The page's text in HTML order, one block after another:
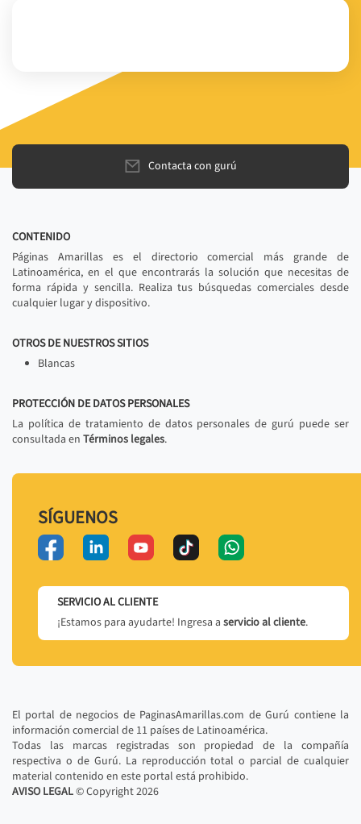
Contacta con gurú
CONTENIDO
Páginas Amarillas es el directorio comercial más grande de
Latinoamérica, en el que encontrarás la solución que necesitas de
forma rápida y sencilla. Realiza tus búsquedas comerciales desde
cualquier lugar y dispositivo.
OTROS DE NUESTROS SITIOS
Blancas
PROTECCIÓN DE DATOS PERSONALES
La política de tratamiento de datos personales de gurú puede ser
consultada en Términos legales.
SÍGUENOS
SERVICIO AL CLIENTE
¡Estamos para ayudarte! Ingresa a servicio al cliente.
El portal de negocios de PaginasAmarillas.com de Gurú contiene la
información comercial de 11 países de Latinoamérica.
Todas las marcas registradas son propiedad de la compañía
respectiva o de Gurú. La reproducción total o parcial de cualquier
material contenido en este portal está prohibido.
AVISO LEGAL© Copyright2026